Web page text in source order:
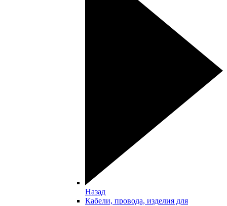
Назад
Кабели, провода, изделия для